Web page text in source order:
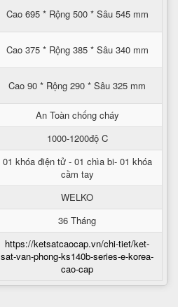
Cao 695 * Rộng 500 * Sâu 545 mm
Cao 375 * Rộng 385 * Sâu 340 mm
Cao 90 * Rộng 290 * Sâu 325 mm
An Toàn chống cháy
1000-1200độ C
01 khóa điện tử - 01 chìa bi- 01 khóa
cầm tay
WELKO
36 Tháng
https://ketsatcaocap.vn/chi-tiet/ket-
sat-van-phong-ks140b-series-e-korea-
cao-cap